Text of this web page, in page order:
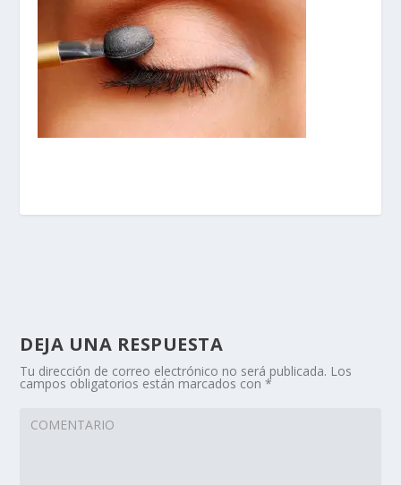
DEJA UNA RESPUESTA
Tu dirección de correo electrónico no será publicada. Los
campos obligatorios están marcados con*